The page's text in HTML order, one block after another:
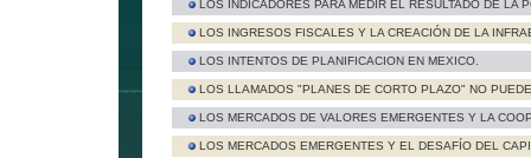
LOS INDICADORES PARA MEDIR EL RESULTADO DE LA
LOS INGRESOS FISCALES Y LA CREACIÓN DE LA
LOS INTENTOS DE PLANIFICACION EN MEXICO.
LOS LLAMADOS "PLANES DE CORTO PLAZO" NO
LOS MERCADOS DE VALORES EMERGENTES Y LA
LOS MERCADOS EMERGENTES Y EL DESAFÍO DEL